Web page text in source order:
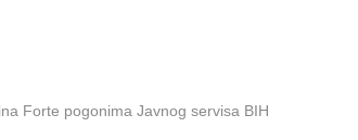
Forte pogonima Javnog servisa BIH